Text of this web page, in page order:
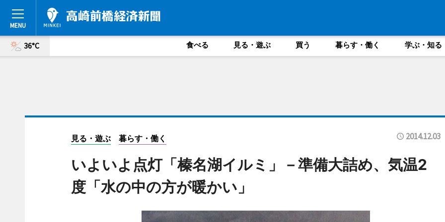
36°C 食べる 見る・遊ぶ 買う 暮らす・働く 学ぶ・知る
見る・遊ぶ 暮らす・働く 2014.12.03
いよいよ点灯「榛名湖イルミ」－準備大詰め、気温2
度「水の中の方が暖かい」